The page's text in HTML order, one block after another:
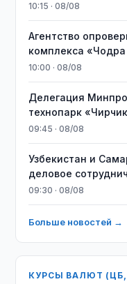
10:15 · 08/08
Агентство
комплекса «Чодра
10:00 · 08/08
Делегация
технопарк
09:45 · 08/08
Узбекистан и
деловое
09:30 · 08/08
Больше новостей →
КУРСЫ ВАЛЮТ (ЦБ,